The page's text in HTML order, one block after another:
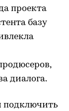
проекта
базу
диалога.
подключить